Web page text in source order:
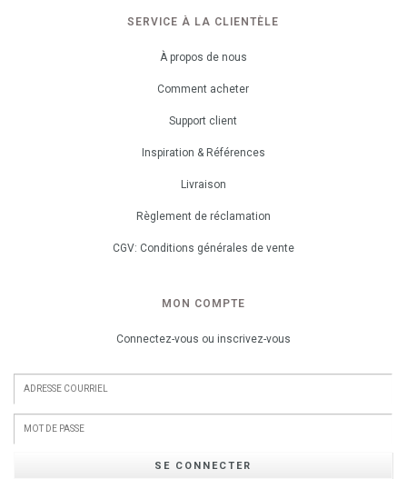
SERVICE À LA CLIENTÈLE
À propos de nous
Comment acheter
Support client
Inspiration & Références
Livraison
Règlement de réclamation
CGV: Conditions générales de vente
MON COMPTE
Connectez-vous ou inscrivez-vous
SE CONNECTER